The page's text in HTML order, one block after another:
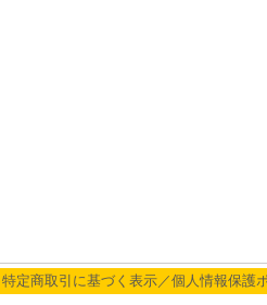
特定商取引に基づく表示／個人情報保護